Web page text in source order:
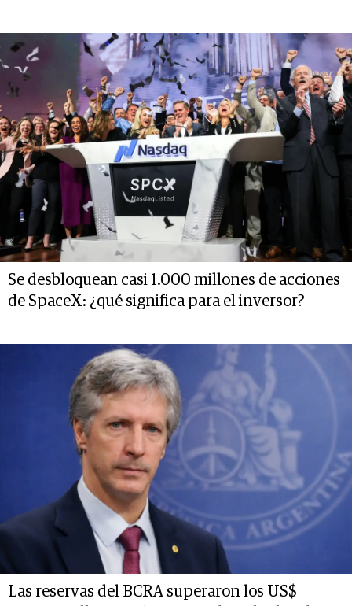
Se desbloquean casi 1.000 millones de acciones
de SpaceX: ¿qué significa para el inversor?
Las reservas del BCRA superaron los US$